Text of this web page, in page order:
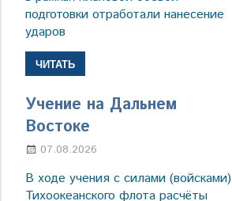
подготовки отработали нанесение
ударов
ЧИТАТЬ
Учение на Дальнем
Востоке
07.08.2026
В ходе учения с силами (войсками)
Тихоокеанского флота расчёты